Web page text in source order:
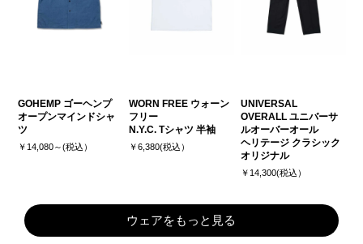
GOHEMP ゴーヘンプ
オープンマインドシャ
ツ
￥14,080～(税込）
WORN FREE ウォーン
フリー
N.Y.C. Tシャツ 半袖
￥6,380(税込）
UNIVERSAL
OVERALL ユニバーサ
ルオーバーオール
ヘリテージ クラシック
オリジナル
￥14,300(税込）
ウェアをもっと見る